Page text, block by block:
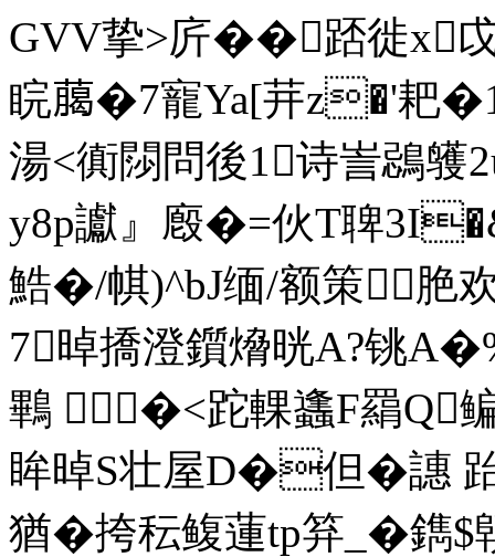
GVV挚>庍��踎徙x戉
睆﨟�7寵Ya[茾z�'耙
湯<衠閯問後1诗訔鵋
y8p讞』廏�=伙T聛
鯌�/帺)^bJ缅/额策＜脃
7晫撟澄鑕熁晄A?铫
鷝 �<跎輠蠭F羂Q
眸晫S壮屋D�但�譓
猶�挎秐鳆蓮tp笲_�鐫